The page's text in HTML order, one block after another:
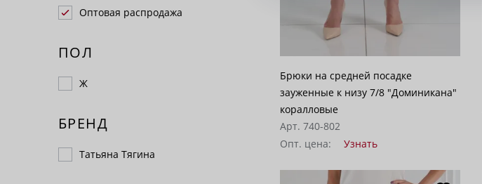
Оптовая распродажа
ПОЛ
Ж
БРЕНД
Татьяна Тягина
Брюки на средней посадке
зауженные к низу 7/8 "Доминикана"
коралловые
Арт. 740-802
Опт. цена:
Узнать